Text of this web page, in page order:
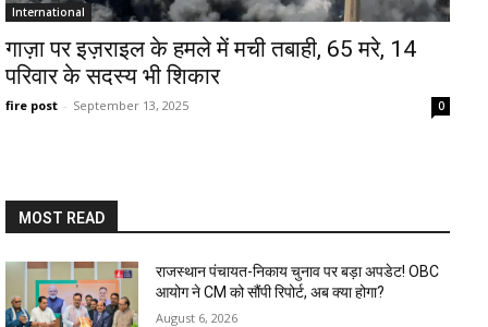
International
गाज़ा पर इज़राइल के हमले में मची तबाही, 65 मरे, 14
परिवार के सदस्य भी शिकार
fire post - September 13, 2025 0
MOST READ
राजस्थान पंचायत-निकाय चुनाव पर बड़ा अपडेट! OBC
आयोग ने CM को सौंपी रिपोर्ट, अब क्या होगा?
August 6, 2026